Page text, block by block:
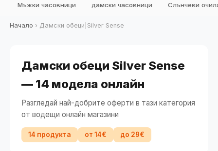
🔍 Намери продукт
🎁 Подарък
Мъжки часовници дамски часовници Слънчеви
Начало › Дамски обеци|Silver Sense
Дамски обеци Silver Sense
— 14 модела онлайн
Разгледай най-добрите оферти в тази категория
от водещи онлайн магазини
14 продукта от 14€ до 29€